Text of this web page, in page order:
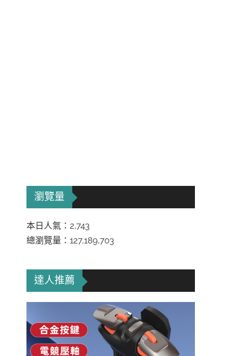
瀏覽量
本日人氣：2,743
總瀏覽量：127,189,703
達人推薦